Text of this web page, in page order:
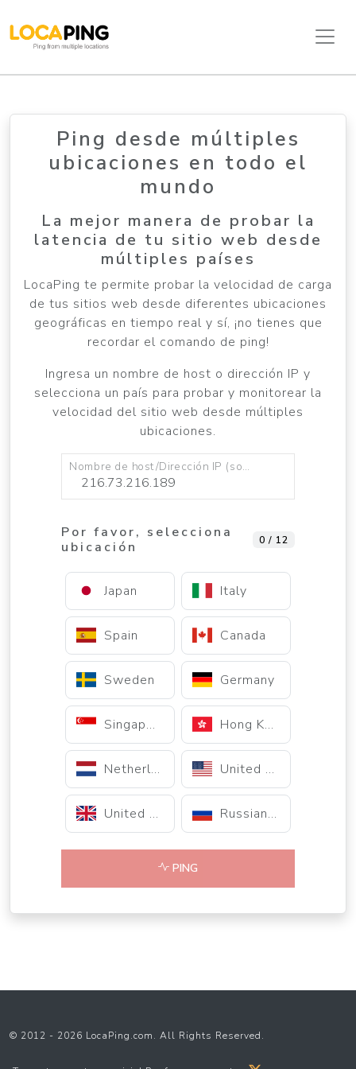
Ping desde múltiples
ubicaciones en todo el
mundo
La mejor manera de probar la
latencia de tu sitio web desde
múltiples países
LocaPing te permite probar la velocidad de carga
de tus sitios web desde diferentes ubicaciones
geográficas en tiempo real y sí, ¡no tienes que
recordar el comando de ping!
Ingresa un nombre de host o dirección IP y
selecciona un país para probar y monitorear la
velocidad del sitio web desde múltiples
ubicaciones.
Nombre de host/Dirección IP (solo IPv4)
Por favor, selecciona
ubicación
0 / 12
Japan Italy
Spain Canada
Sweden Germany
Singapore Hong Kong
Netherlands United States
United Kingdom Russian Federation
PING
© 2012 - 2026 LocaPing.com. All Rights Reserved.